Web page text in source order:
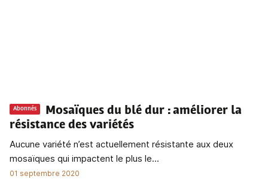
Abonnés Mosaïques du blé dur : améliorer la
résistance des variétés
Aucune variété n’est actuellement résistante aux deux
mosaïques qui impactent le plus le...
01 septembre 2020